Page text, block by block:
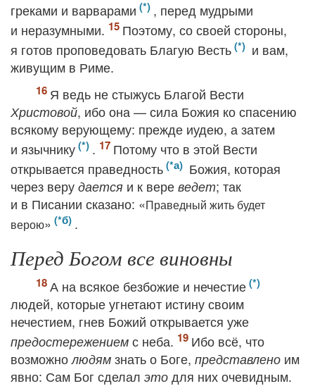
греками и варварами
, перед мудрыми
и неразумными.
Поэтому, со своей стороны,
я готов проповедовать Благую Весть
и вам,
живущим в Риме.
Я ведь не стыжусь Благой Вести
Христовой, ибо она — сила Божия ко спасению
всякому верующему: прежде иудею, а затем
и язычнику
.
Потому что в этой Вести
открывается праведность
Божия, которая
через веру дается и к вере ведет; так
и в Писании сказано: «Праведный жить будет
верою» .
Перед Богом все виновны
А на всякое безбожие и нечестие
людей, которые угнетают истину своим
нечестием, гнев Божий открывается уже
предостережением с неба.
Ибо всё, что
возможнолюдям знать о Боге, представлено им
явно: Сам Бог сделал это для них очевидным.